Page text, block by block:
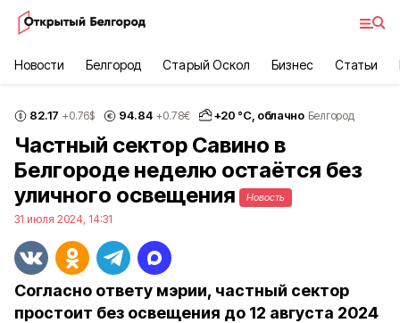
Новости Белгород Старый Оскол Бизнес Статьи
82.17 +0.76$ 94.84 +0.78€ +20 °С, облачно Белгород
Частный сектор Савино в
Белгороде неделю остаётся без
уличного освещения
Новость
31 июля 2024, 14:31
Согласно ответу мэрии, частный сектор
простоит без освещения до 12 августа 2024